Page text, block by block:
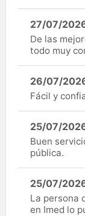
27/07/
De las
todo muy
26/07/
Fácil y
25/07/
Buen
pública.
25/07/
La persona
en Imed lo